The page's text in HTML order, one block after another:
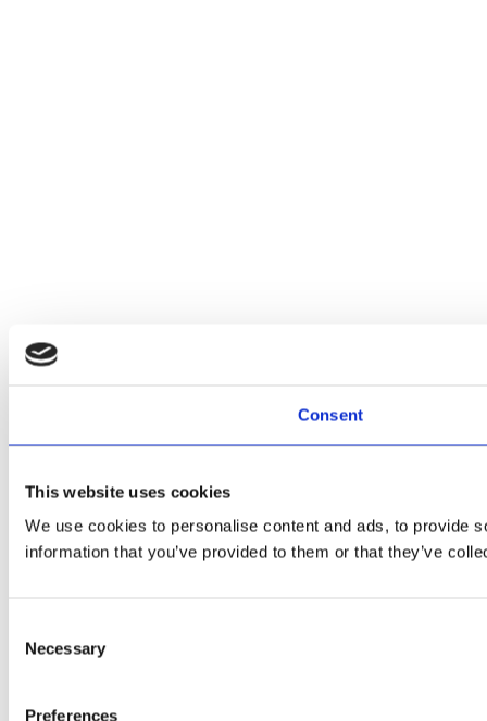
Consent
This website uses cookies
We use cookies to personalise content and ads, to provide
information that you’ve provided to them or that they’ve
Selection
Necessary
Preferences